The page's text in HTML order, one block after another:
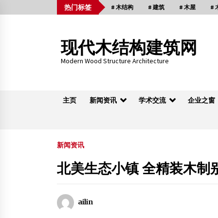
to
热门标签 # 木结构 # 建筑 # 木屋 #
现代木结构建筑网
Modern Wood Structure Architecture
主页 新闻资讯 学术交流 企业之窗
木桁架
上海交通大学刘杰教授到访南林大并作专
新闻资讯
北美生态小镇 全精装木制
ailin